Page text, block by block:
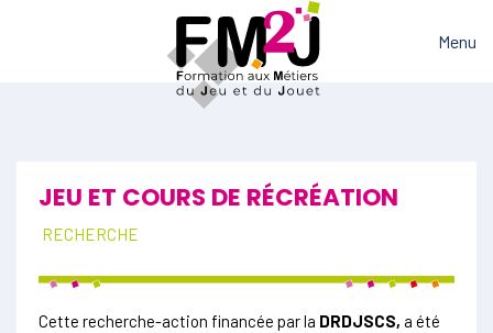
Menu
JEU ET COURS DE RÉCRÉATION
RECHERCHE
Cette recherche-action financée par la DRDJSCS, a été